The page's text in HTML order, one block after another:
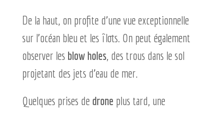
De la haut, on profite d’une vue exceptionnelle
sur l’océan bleu et les îlots. On peut également
observer les blow holes, des trous dans le sol
projetant des jets d’eau de mer.
Quelques prises de drone plus tard, une